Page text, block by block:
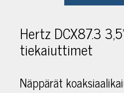
Hertz DCX87.3
tiekaiuttimet
Näppärät